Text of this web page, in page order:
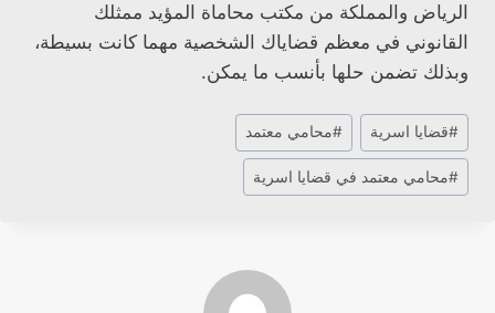
الرياض والمملكة من مكتب محاماة المؤيد ممثلك
القانوني في معظم قضاياك الشخصية مهما كانت بسيطة،
وبذلك تضمن حلها بأنسب ما يمكن.
وسوم
المقال:
#قضايا اسرية #محامي معتمد
#محامي معتمد في قضايا اسرية